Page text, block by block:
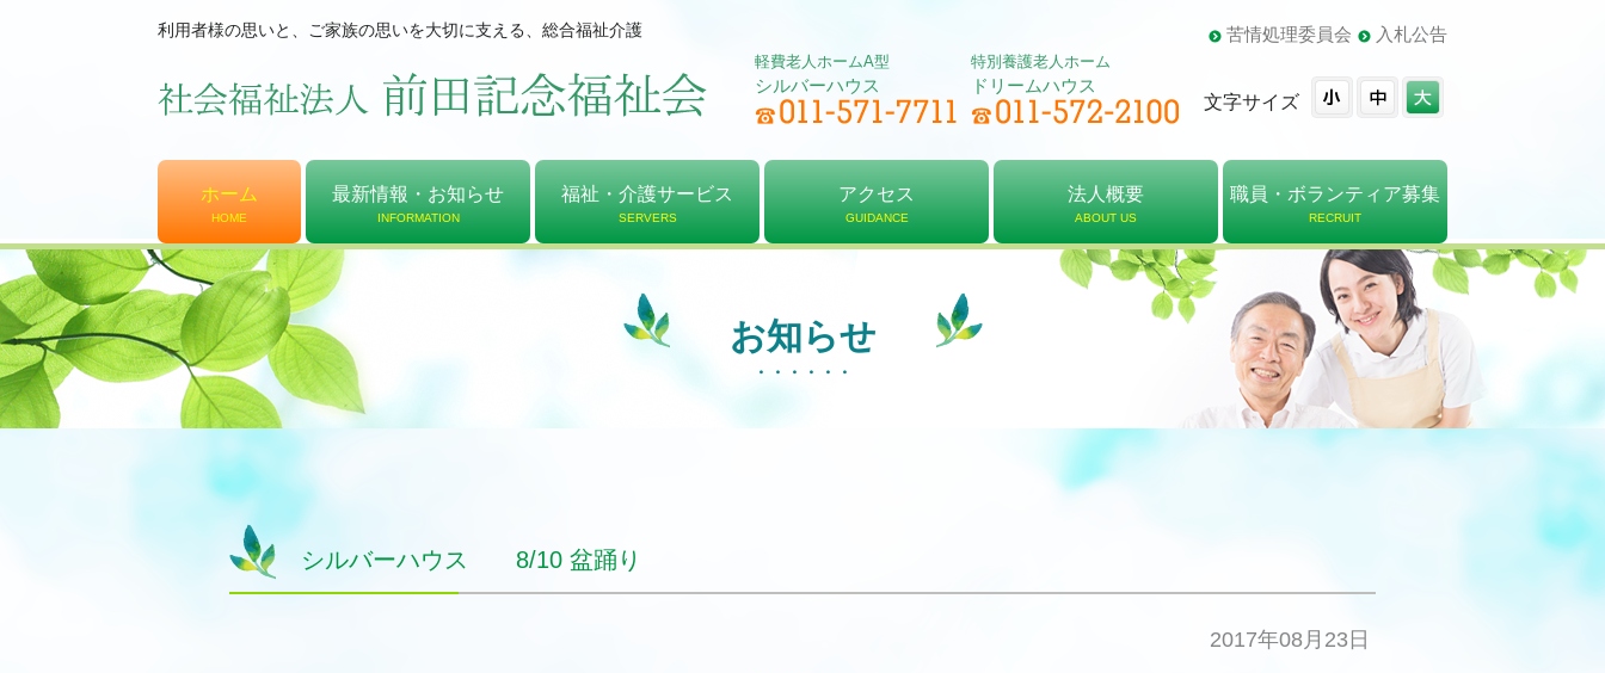
利用者様の思いと、ご家族の思いを大切に支える、総合福祉介護 苦情処理委員会 入札公告
軽費老人ホームA型
シルバーハウス
特別養護老人ホーム
ドリームハウス
文字サイズ
ホーム
HOME
最新情報・お知らせ
INFORMATION
福祉・介護サービス
SERVERS
アクセス
GUIDANCE
法人概要
ABOUT US
法人概要
理念・組織図
決算報告書
職員・ボランティア募集
RECRUIT
お知らせ
シルバーハウス 8/10 盆踊り
2017年08月23日